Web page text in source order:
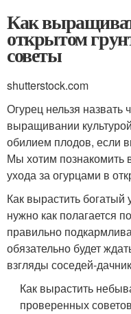
Как
открытом
советы
shutterstock.com
Огурец нельзя
выращивании
обилием плодов, если
Мы хотим
ухода за огурцами в
Как вырастить
нужно как полагается
правильно
обязательно будет
взгляды соседей-
Как вырастить
проверенных советов